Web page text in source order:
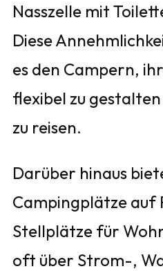
Nasszelle mit
Diese
es den Campern,
flexibel zu
zu reisen.
Darüber hinaus
Campingplätze auf
Stellplätze für
oft über Strom-,